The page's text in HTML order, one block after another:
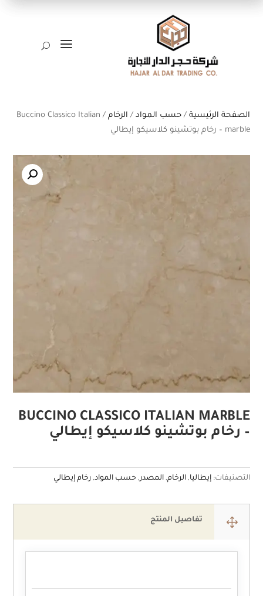
a
U
الصفحة الرئيسية /حسب المواد / الرخام
/ Buccino Classico Italian
marble – رخام بوتشينو كلاسيكو إيطالي
BUCCINO CLASSICO ITALIAN MARBLE
– رخام بوتشينو كلاسيكو إيطالي
التصنيفات:إيطاليا,الرخام,المصدر , حسب المواد,رخام إيطالي
1 تفاصيل المنتج